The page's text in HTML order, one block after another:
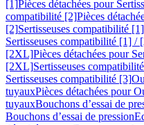
[1]Pièces détachées pour
compatibilité [2]Pièces
[2]Sertisseuses compatibilité
Sertisseuses compatibilité [1] /
[2XL]Pièces détachées pour
[2XL]Sertisseuses
Sertisseuses compatibilité [3]
tuyauxPièces détachées pour
tuyauxBouchons d’essai de
Bouchons d’essai de pression